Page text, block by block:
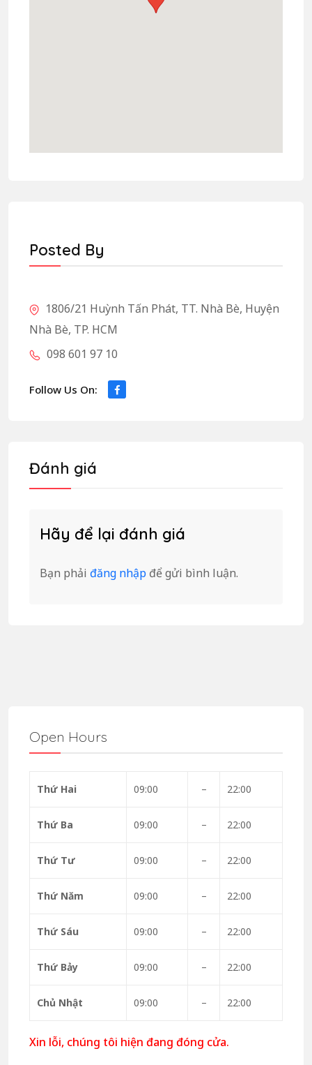
Posted By
1806/21 Huỳnh Tấn Phát, TT. Nhà Bè, Huyện
Nhà Bè, TP. HCM
098 601 97 10
Follow Us On:
Đánh giá
Hãy để lại đánh giá
Bạn phải đăng nhập để gửi bình luận.
Open Hours
Thứ Hai 09:00 – 22:00
Thứ Ba 09:00 – 22:00
Thứ Tư 09:00 – 22:00
Thứ Năm 09:00 – 22:00
Thứ Sáu 09:00 – 22:00
Thứ Bảy 09:00 – 22:00
Chủ Nhật 09:00 – 22:00
Xin lỗi, chúng tôi hiện đang đóng cửa.